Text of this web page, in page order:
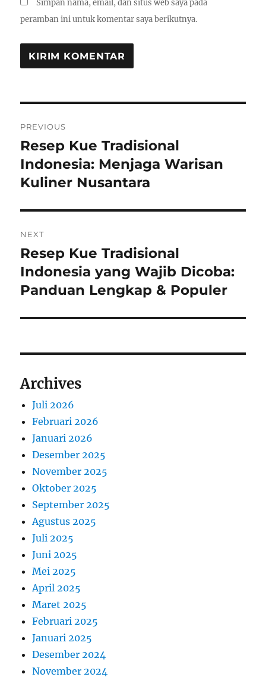
Simpan nama, email, dan situs web saya pada
peramban ini untuk komentar saya berikutnya.
pos
PREVIOUS
Previous
post:
Resep Kue Tradisional
Indonesia: Menjaga Warisan
Kuliner Nusantara
NEXT
Next
post:
Resep Kue Tradisional
Indonesia yang Wajib Dicoba:
Panduan Lengkap & Populer
Archives
Juli 2026
Februari 2026
Januari 2026
Desember 2025
November 2025
Oktober 2025
September 2025
Agustus 2025
Juli 2025
Juni 2025
Mei 2025
April 2025
Maret 2025
Februari 2025
Januari 2025
Desember 2024
November 2024